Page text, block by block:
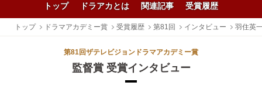
トップ ドラアカとは 関連記事 受賞履歴
トップ ドラマアカデミー賞 受賞履歴 第81回 インタビュー 羽住英
第81回ザテレビジョンドラマアカデミー賞
監督賞 受賞インタビュー